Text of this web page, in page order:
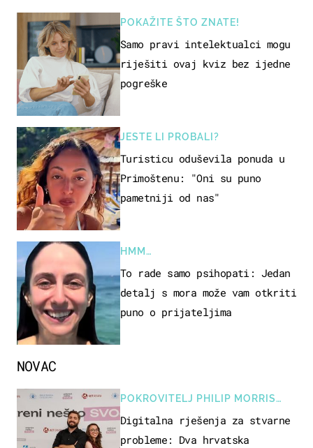
POKAŽITE ŠTO ZNATE!
Samo pravi intelektualci mogu
riješiti ovaj kviz bez ijedne
pogreške
JESTE LI PROBALI?
Turisticu oduševila ponuda u
Primoštenu: "Oni su puno
pametniji od nas"
HMM…
To rade samo psihopati: Jedan
detalj s mora može vam otkriti
puno o prijateljima
NOVAC
POKROVITELJ PHILIP MORRIS
ZAGREB
Digitalna rješenja za stvarne
probleme: Dva hrvatska